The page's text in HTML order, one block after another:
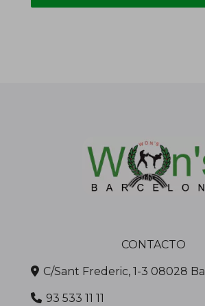
CONTACTO
C/Sant Frederic, 1-3 08028
93 533 11 11